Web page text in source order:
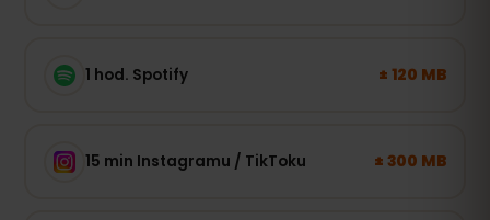
1 hod. Spotify ± 120 MB
15 min Instagramu / TikToku ± 300 MB